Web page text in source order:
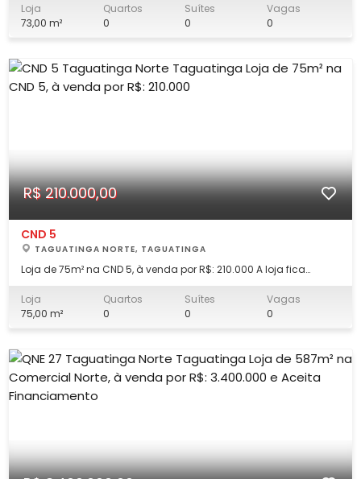
com mercados, padarias, academias, restaurantes, farmácias
e muito mais, além de acesso facilitado às principais vias:
Loja
73,00 m²
Quartos
0
Suítes
0
Vagas
0
R$ 210.000,00
CND 5
TAGUATINGA NORTE, TAGUATINGA
Loja de 75m² na CND 5, à venda por R$: 210.000 A loja fica
com mercados, padarias, academias, restaurantes, farmácias
e muito mais, além de acesso facilitado às principais vias:
Loja
75,00 m²
Quartos
0
Suítes
0
Vagas
0